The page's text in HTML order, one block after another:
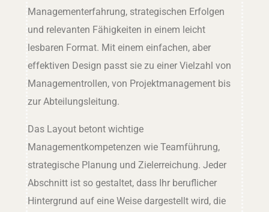
Managementerfahrung, strategischen Erfolgen
und relevanten Fähigkeiten in einem leicht
lesbaren Format. Mit einem einfachen, aber
effektiven Design passt sie zu einer Vielzahl von
Managementrollen, von Projektmanagement bis
zur Abteilungsleitung.
Das Layout betont wichtige
Managementkompetenzen wie Teamführung,
strategische Planung und Zielerreichung. Jeder
Abschnitt ist so gestaltet, dass Ihr beruflicher
Hintergrund auf eine Weise dargestellt wird, die